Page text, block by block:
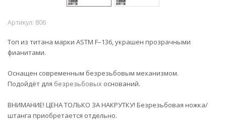
Артикул: 806
Топ из титана марки ASTM F–136, украшен прозрачными
фианитами.
Оснащен современным безрезьбовым механизмом.
Подойдёт для безрезьбовых оснований.
ВНИМАНИЕ! ЦЕНА ТОЛЬКО ЗА НАКРУТКУ! Безрезьбовая ножка/
штанга приобретается отдельно.